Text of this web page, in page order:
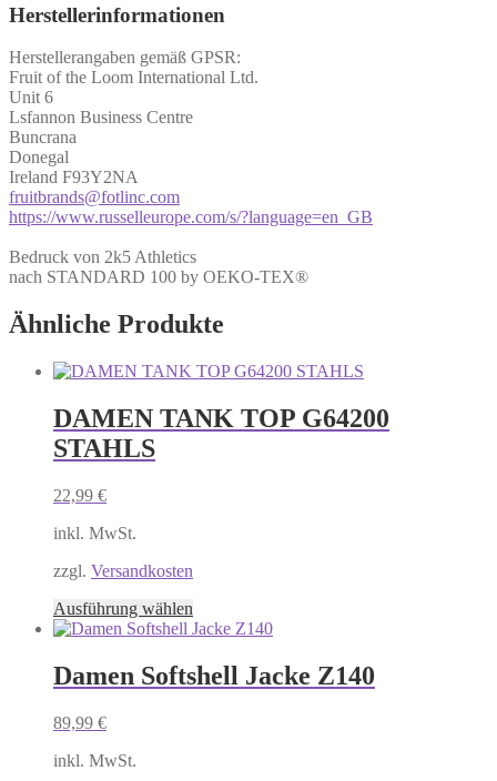
Herstellerinformationen
Herstellerangaben gemäß GPSR:
Fruit of the Loom International Ltd.
Unit 6
Lsfannon Business Centre
Buncrana
Donegal
Ireland F93Y2NA
fruitbrands@fotlinc.com
https://www.russelleurope.com/s/?language=en_GB
Bedruck von 2k5 Athletics
nach STANDARD 100 by OEKO-TEX®
Ähnliche Produkte
DAMEN TANK TOP G64200
STAHLS
22,99 €
inkl. MwSt.
zzgl. Versandkosten
Ausführung wählen
Produkt
mehrere
Varianten
Damen Softshell Jacke Z140
89,99 €
inkl. MwSt.